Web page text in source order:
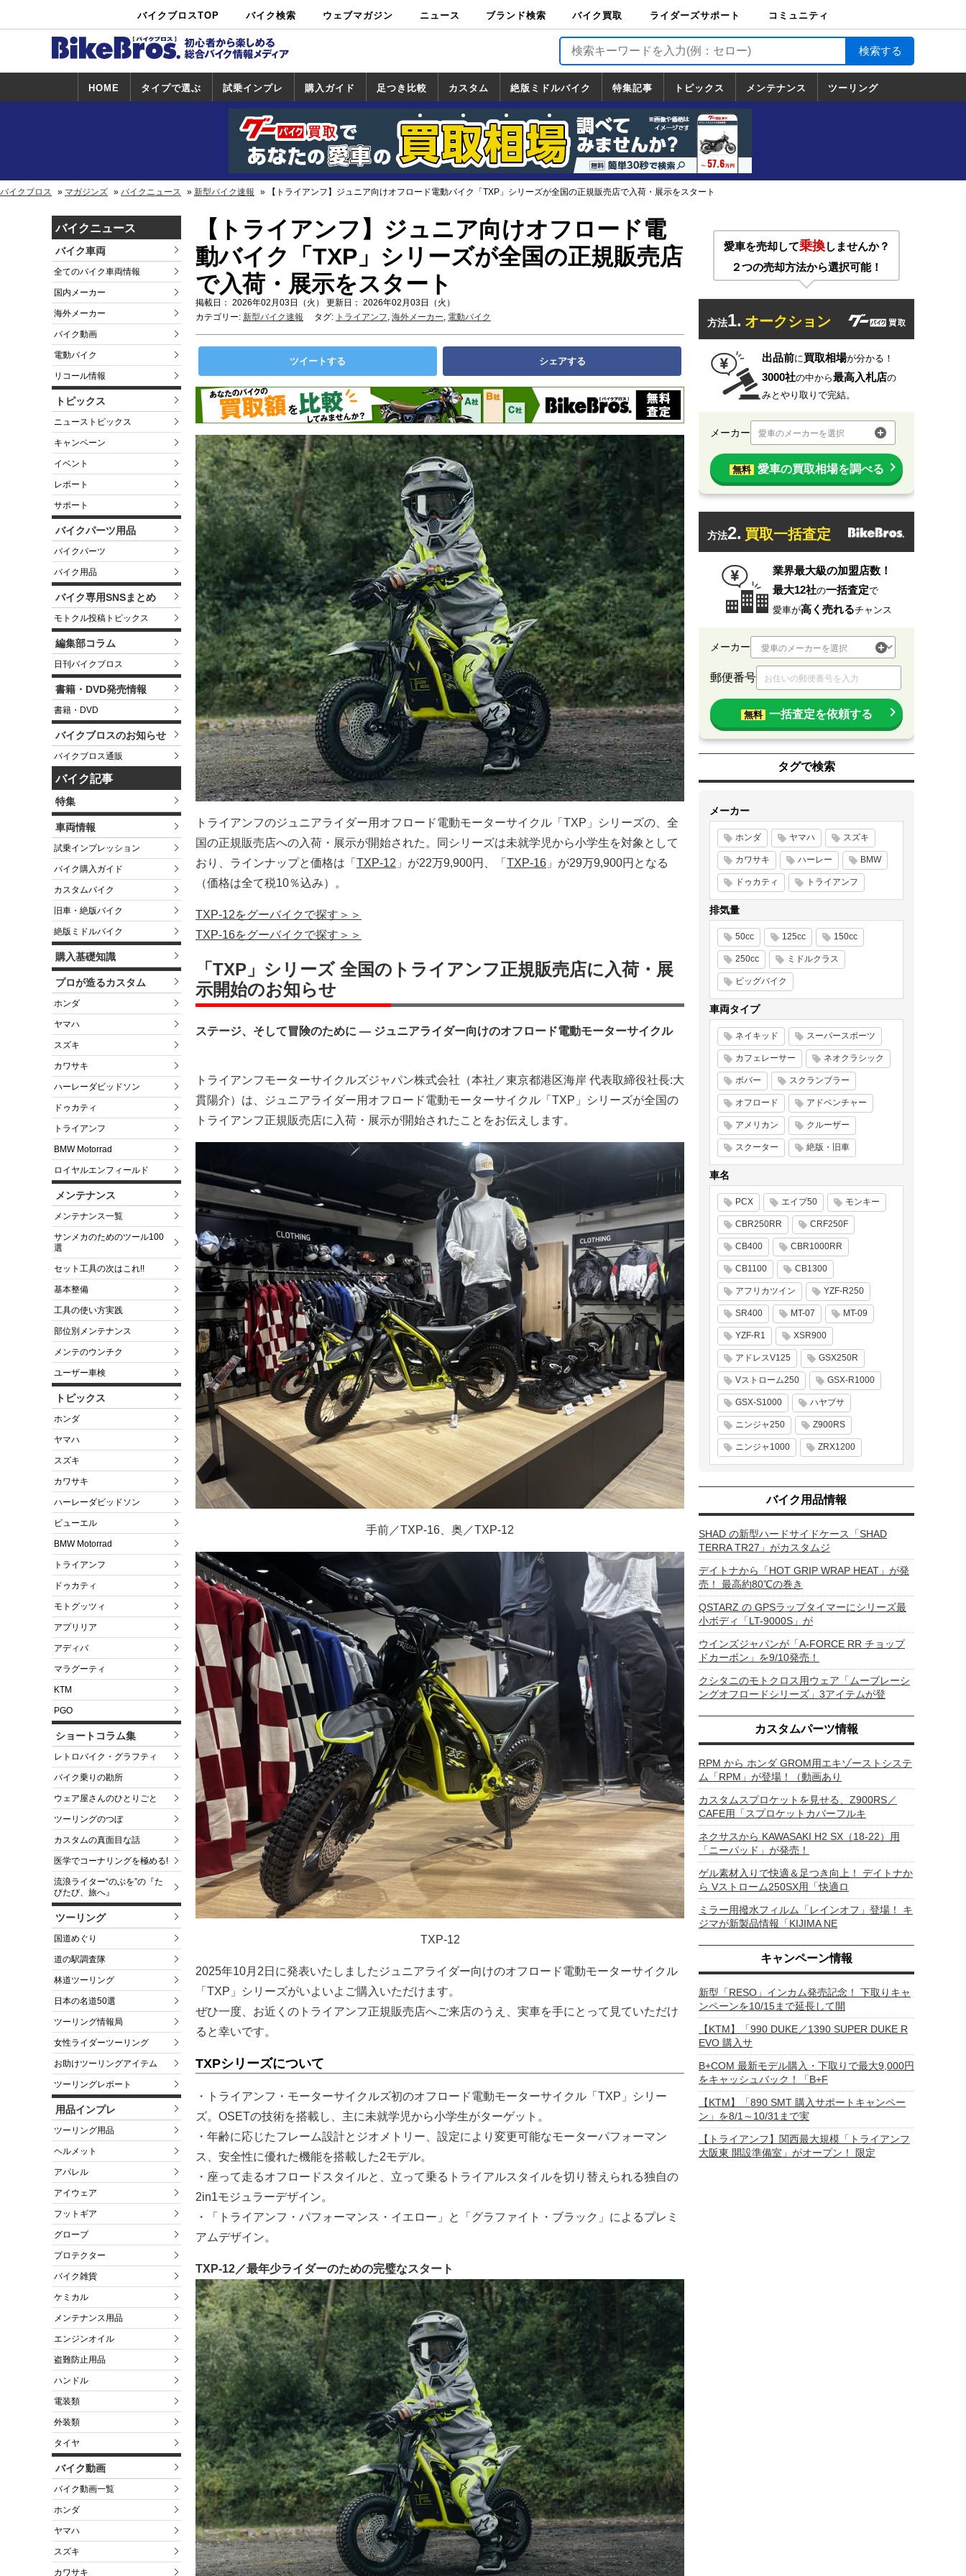
バイクブロスTOP バイク検索
中古バイ
ク・新車検
カタログ検
索
ショップ検
索
ウェブマガジン ニュース ブランド検索 バイク買取
バイク買取
ライダーズサポート
ライダーズサポート
TOP
バイク輸送
バイクガレージライ
フ
バイク車両保険
ロードサービス
バイク試乗
コミュニティ
HOME タイプで選ぶ 試乗インプレ
試乗インプレ
一覧
ホンダ
ヤマハ
スズキ
カワサキ
ハーレー
BMW
トライアンフ
ドゥカティ
購入ガイド
一覧
足つき比較 カスタム
カスタム
一覧
ホンダ
ヤマハ
スズキ
カワサキ
絶版ミドルバイク
絶版ミドルバイク
一覧
ホンダ
ヤマハ
スズキ
カワサキ
特集記事 トピックス
トピックス
一覧
ホンダ
ヤマハ
スズキ
カワサキ
ハーレーダ
ビッドソン
BMW
ドゥカティ
トライアン
フ
メンテナンス ツーリング
道の駅調査隊
ツーリング情報局
日本の道50選
国道めぐり
林道ツーリング
バイクブロス マガジンズ バイクニュース 新型バイク速報 【トライアンフ】ジュニア向けオフロード電動バイク「TXP」シリーズが全国の正規販売店で入荷・展示をスタート
バイクニュース
バイク車両
全てのバイク車両情報
国内メーカー
海外メーカー
バイク動画
電動バイク
リコール情報
トピックス
ニューストピックス
キャンペーン
イベント
レポート
サポート
バイクパーツ用品
バイクパーツ
バイク用品
バイク専用SNSまとめ
モトクル投稿トピックス
編集部コラム
日刊バイクブロス
書籍・DVD発売情報
書籍・DVD
バイクブロスのお知らせ
バイクブロス通販
バイク記事
特集
車両情報
試乗インプレッション
バイク購入ガイド
カスタムバイク
旧車・絶版バイク
絶版ミドルバイク
購入基礎知識
プロが造るカスタム
ホンダ
ヤマハ
スズキ
カワサキ
ハーレーダビッドソン
ドゥカティ
トライアンフ
BMW Motorrad
ロイヤルエンフィールド
メンテナンス
メンテナンス一覧
サンメカのためのツール100
選
セット工具の次はこれ!!
基本整備
工具の使い方実践
部位別メンテナンス
メンテのウンチク
ユーザー車検
トピックス
ホンダ
ヤマハ
スズキ
カワサキ
ハーレーダビッドソン
ビューエル
BMW Motorrad
トライアンフ
ドゥカティ
モトグッツィ
アプリリア
アディバ
マラグーティ
KTM
PGO
ショートコラム集
レトロバイク・グラフティ
バイク乗りの勘所
ウェア屋さんのひとりごと
ツーリングのつぼ
カスタムの真面目な話
医学でコーナリングを極める!
流浪ライター“のぶを”の『た
びたび、旅へ』
ツーリング
国道めぐり
道の駅調査隊
林道ツーリング
日本の名道50選
ツーリング情報局
女性ライダーツーリング
お助けツーリングアイテム
ツーリングレポート
用品インプレ
ツーリング用品
ヘルメット
アパレル
アイウェア
フットギア
グローブ
プロテクター
バイク雑貨
ケミカル
メンテナンス用品
エンジンオイル
盗難防止用品
ハンドル
電装類
外装類
タイヤ
バイク動画
バイク動画一覧
ホンダ
ヤマハ
スズキ
カワサキ
【トライアンフ】ジュニア向けオフロード電
動バイク「TXP」シリーズが全国の正規販売店
で入荷・展示をスタート
掲載日： 2026年02月03日（火） 更新日： 2026年02月03日（火）
カテゴリー: 新型バイク速報 タグ: トライアンフ, 海外メーカー, 電動バイク
ツイートする シェアする
トライアンフのジュニアライダー用オフロード電動モーターサイクル「TXP」シリーズの、全
国の正規販売店への入荷・展示が開始された。同シリーズは未就学児から小学生を対象として
おり、ラインナップと価格は「 TXP-12 」が22万9,900円、「 TXP-16 」が29万9,900円となる
（価格は全て税10％込み）。
TXP-12をグーバイクで探す＞＞
TXP-16をグーバイクで探す＞＞
「TXP」シリーズ 全国のトライアンフ正規販売店に入荷・展
示開始のお知らせ
ステージ、そして冒険のために ― ジュニアライダー向けのオフロード電動モーターサイクル
トライアンフモーターサイクルズジャパン株式会社（本社／東京都港区海岸 代表取締役社長:大
貫陽介）は、ジュニアライダー用オフロード電動モーターサイクル「TXP」シリーズが全国の
トライアンフ正規販売店に入荷・展示が開始されたことをお伝えします。
手前／TXP-16、奥／TXP-12
TXP-12
2025年10月2日に発表いたしましたジュニアライダー向けのオフロード電動モーターサイクル
「TXP」シリーズがいよいよご購入いただけます。
ぜひ一度、お近くのトライアンフ正規販売店へご来店のうえ、実車を手にとって見ていただけ
ると幸いです。
TXPシリーズについて
・トライアンフ・モーターサイクルズ初のオフロード電動モーターサイクル「TXP」シリー
ズ。OSETの技術を搭載し、主に未就学児から小学生がターゲット。
・年齢に応じたフレーム設計とジオメトリー、設定により変更可能なモーターパフォーマン
ス、安全性に優れた機能を搭載した2モデル。
・座って走るオフロードスタイルと、立って乗るトライアルスタイルを切り替えられる独自の
2in1モジュラーデザイン。
・「トライアンフ・パフォーマンス・イエロー」と「グラファイト・ブラック」によるプレミ
アムデザイン。
TXP-12／最年少ライダーのための完璧なスタート
愛車を売却して乗換しませんか？
２つの売却方法から選択可能！
方法1. オークション
出品前に買取相場が分かる！
3000社の中から最高入札店の
みとやり取りで完結。
メーカー 愛車のメーカーを選択
無料 愛車の買取相場を調べる
方法2. 買取一括査定
業界最大級の加盟店数！
最大12社の一括査定で
愛車が高く売れるチャンス
メーカー
郵便番号
無料 一括査定を依頼する
タグで検索
メーカー
ホンダ ヤマハ スズキ
カワサキ ハーレー BMW
ドゥカティ トライアンフ
排気量
50cc 125cc 150cc
250cc ミドルクラス
ビッグバイク
車両タイプ
ネイキッド スーパースポーツ
カフェレーサー ネオクラシック
ボバー スクランブラー
オフロード アドベンチャー
アメリカン クルーザー
スクーター 絶版・旧車
車名
PCX エイプ50 モンキー
CBR250RR CRF250F
CB400 CBR1000RR
CB1100 CB1300
アフリカツイン YZF-R250
SR400 MT-07 MT-09
YZF-R1 XSR900
アドレスV125 GSX250R
Vストローム250 GSX-R1000
GSX-S1000 ハヤブサ
ニンジャ250 Z900RS
ニンジャ1000 ZRX1200
バイク用品情報
SHAD の新型ハードサイドケース「SHAD
TERRA TR27」がカスタムジ
デイトナから「HOT GRIP WRAP HEAT」が発
売！ 最高約80℃の巻き
QSTARZ の GPSラップタイマーにシリーズ最
小ボディ「LT-9000S」が
ウインズジャパンが「A-FORCE RR チョップ
ドカーボン」を9/10発売！
クシタニのモトクロス用ウェア「ムーブレーシ
ングオフロードシリーズ」3アイテムが登
カスタムパーツ情報
RPM から ホンダ GROM用エキゾーストシステ
ム「RPM」が登場！（動画あり
カスタムスプロケットを見せる、Z900RS／
CAFE用「スプロケットカバーフルキ
ネクサスから KAWASAKI H2 SX（18-22）用
「ニーパッド」が発売！
ゲル素材入りで快適＆足つき向上！ デイトナか
ら Vストローム250SX用「快適ロ
ミラー用撥水フィルム「レインオフ」登場！ キ
ジマが新製品情報「KIJIMA NE
キャンペーン情報
新型「RESO」インカム発売記念！ 下取りキャ
ンペーンを10/15まで延長して開
【KTM】「990 DUKE／1390 SUPER DUKE R
EVO 購入サ
B+COM 最新モデル購入・下取りで最大9,000円
をキャッシュバック！「B+F
【KTM】「890 SMT 購入サポートキャンペー
ン」を8/1～10/31まで実
【トライアンフ】関西最大規模「トライアンフ
大阪東 開設準備室」がオープン！ 限定